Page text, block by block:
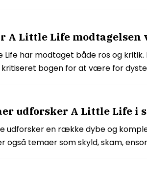
A Little Life
Life har modtaget både ros og
bogen for at være for
udforsker A Little Life i
udforsker en række dybe og
også temaer som skyld, skam,